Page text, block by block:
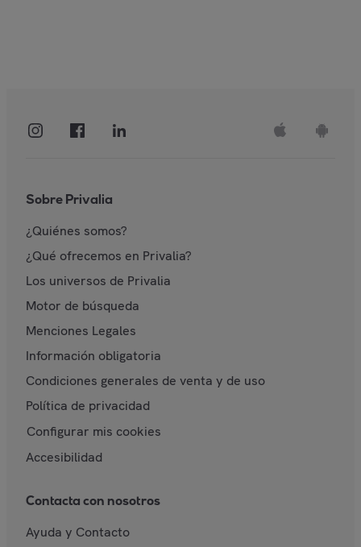
Sobre Privalia
¿Quiénes somos?
¿Qué ofrecemos en Privalia?
Los universos de Privalia
Motor de búsqueda
Menciones Legales
Información obligatoria
Condiciones generales de venta y de uso
Política de privacidad
Configurar mis cookies
Accesibilidad
Contacta con nosotros
Ayuda y Contacto